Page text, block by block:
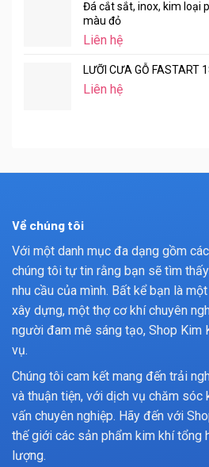
Đá cắt sắt, inox, kim loại
màu đỏ
Liên hệ
LƯỠI CƯA GỖ FASTART
Liên hệ
Về chúng tôi
Với một danh mục đa dạng gồm
chúng tôi tự tin rằng bạn sẽ tìm
nhu cầu của mình. Bất kể bạn là
xây dựng, một thợ cơ khí chuyên
người đam mê sáng tạo, Shop Kim
vụ.
Chúng tôi cam kết mang đến trải
và thuận tiện, với dịch vụ chăm sóc
vấn chuyên nghiệp. Hãy đến với
thế giới các sản phẩm kim khí tổng
lượng.